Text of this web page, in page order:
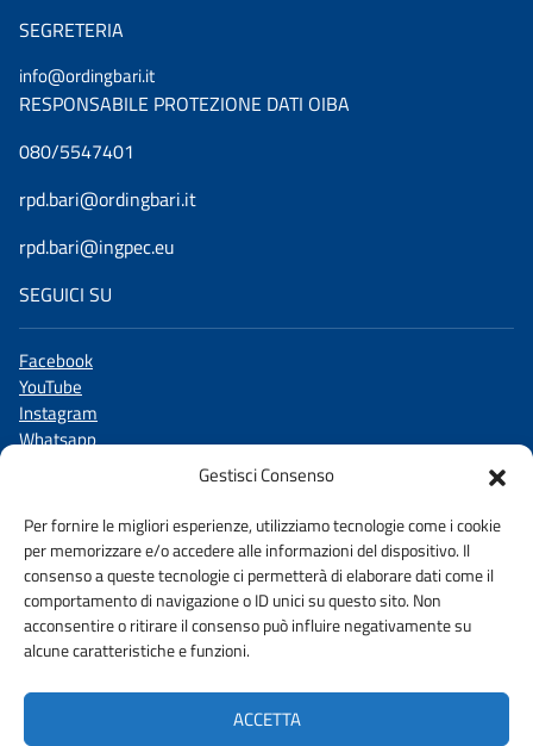
Gestisci Consenso
Per fornire le migliori esperienze, utilizziamo tecnologie come i cookie
per memorizzare e/o accedere alle informazioni del dispositivo. Il
consenso a queste tecnologie ci permetterà di elaborare dati come il
comportamento di navigazione o ID unici su questo sito. Non
acconsentire o ritirare il consenso può influire negativamente su
alcune caratteristiche e funzioni.
ACCETTA
SEGRETERIA
info@ordingbari.it
RESPONSABILE PROTEZIONE DATI OIBA
080/5547401
rpd.bari@ordingbari.it
rpd.bari@ingpec.eu
SEGUICI SU
Facebook
YouTube
Instagram
Whatsapp
TikTok
WHISTLEBLOWING
AMMINISTRAZIONE TRASPARENTE